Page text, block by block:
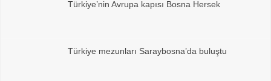
Türkiye’nin Avrupa kapısı Bosna Hersek
Türkiye mezunları Saraybosna’da buluştu